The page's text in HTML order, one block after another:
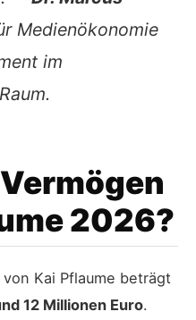
Medienökonomie
im
2026?
Kai Pflaume beträgt
12 Millionen Euro.